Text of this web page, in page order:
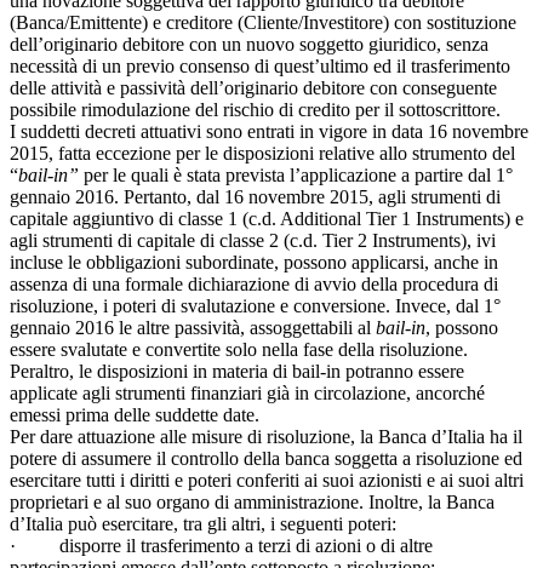
(Banca/Emittente) e creditore (Cliente/Investitore) con sostituzione
dell’originario debitore con un nuovo soggetto giuridico, senza
necessità di un previo consenso di quest’ultimo ed il trasferimento
delle attività e passività dell’originario debitore con conseguente
possibile rimodulazione del rischio di credito per il sottoscrittore.
I suddetti decreti attuativi sono entrati in vigore in data 16 novembre
2015, fatta eccezione per le disposizioni relative allo strumento del
“bail-in” per le quali è stata prevista l’applicazione a partire dal 1°
gennaio 2016. Pertanto, dal 16 novembre 2015, agli strumenti di
capitale aggiuntivo di classe 1 (c.d. Additional Tier 1 Instruments) e
agli strumenti di capitale di classe 2 (c.d. Tier 2 Instruments), ivi
incluse le obbligazioni subordinate, possono applicarsi, anche in
assenza di una formale dichiarazione di avvio della procedura di
risoluzione, i poteri di svalutazione e conversione. Invece, dal 1°
gennaio 2016 le altre passività, assoggettabili al bail-in, possono
essere svalutate e convertite solo nella fase della risoluzione.
Peraltro, le disposizioni in materia di bail-in potranno essere
applicate agli strumenti finanziari già in circolazione, ancorché
emessi prima delle suddette date.
Per dare attuazione alle misure di risoluzione, la Banca d’Italia ha il
potere di assumere il controllo della banca soggetta a risoluzione ed
esercitare tutti i diritti e poteri conferiti ai suoi azionisti e ai suoi altri
proprietari e al suo organo di amministrazione. Inoltre, la Banca
d’Italia può esercitare, tra gli altri, i seguenti poteri:
· disporre il trasferimento a terzi di azioni o di altre